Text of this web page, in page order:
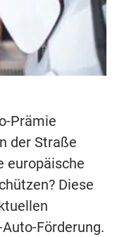
Prämie
der Straße
europäische
Diese
Förderung.